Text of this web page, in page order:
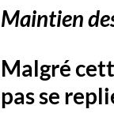
Maintien
Malgré
pas se